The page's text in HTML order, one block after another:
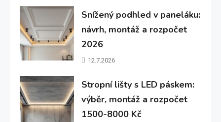
Snížený podhled v paneláku:
návrh, montáž a rozpočet
2026
12.7.2026
Stropní lišty s LED páskem:
výběr, montáž a rozpočet
1500-8000 Kč